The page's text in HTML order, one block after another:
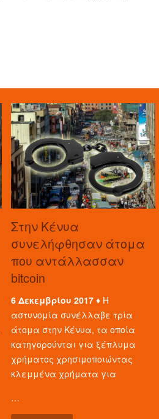
Στην Κένυα
συνελήφθησαν άτομα
που αντάλλασσαν
bitcoin
6 Δεκεμβρίου 2017 ♦ Η
αστυνομία συνέλλαβε τρία
άτομα στην Κένυα, τα οποία
κατηγορούνται για ξέπλυμα
χρήματος χρησιμοποιώντας
κλεμμένα χρήματα για
…